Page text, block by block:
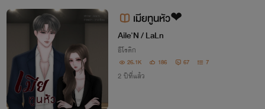
เมียทูนหัว❤
Aile'N / LaLn
อีโรติก
26.1K 186 67 7
2 ปีที่แล้ว